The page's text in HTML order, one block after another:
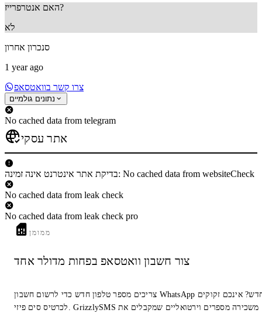
האם אנטרפרייז?
לֹא
סנכרון אחרון
1 year ago
צרו קשר בוואטסאפ
נתונים גולמיים
No cached data from telegram
אתר עסקי
בדיקת אתר אינטרנט אינה זמינה: No cached data from websiteCheck
No cached data from leak check
No cached data from leak check pro
ממומן
צור חשבון וואטסאפ בפחות מדולר אחד
צריכים מספר טלפון חדש כדי לרשום חשבון WhatsApp חדש? אינכם זקוקים
לכרטיס סים פיזי. GrizzlySMS משכירה מספרים וירטואליים שמקבלים את